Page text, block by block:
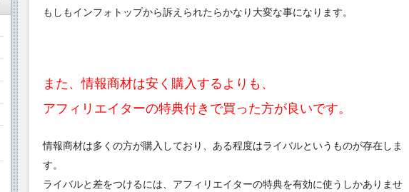
もしもインフォトップから訴えられたらかなり大変な事になります。
また、情報商材は安く購入するよりも、
アフィリエイターの特典付きで買った方が良いです。
情報商材は多くの方が購入しており、ある程度はライバルというものが存在しま
す。
ライバルと差をつけるには、アフィリエイターの特典を有効に使うしかありませ